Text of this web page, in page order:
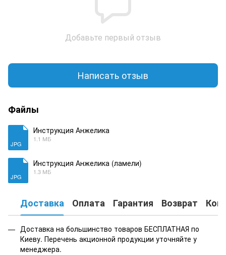
Добавьте первый отзыв
Написать отзыв
Файлы
JPG
Инструкция Анжелика
1.1 МБ
JPG
Инструкция Анжелика (ламели)
1.3 МБ
Доставка Оплата Гарантия Возврат
Доставка на большинство товаров БЕСПЛАТНАЯ по
Киеву. Перечень акционной продукции уточняйте у
менеджера.